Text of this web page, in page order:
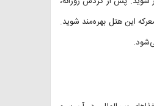
این هتل بهره‌مند شوید.